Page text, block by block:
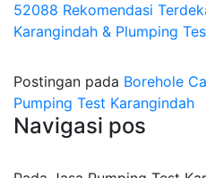
52088 Rekomendasi
Karangindah & Plumping
Postingan pada Borehole
Pumping Test Karangindah
Navigasi pos